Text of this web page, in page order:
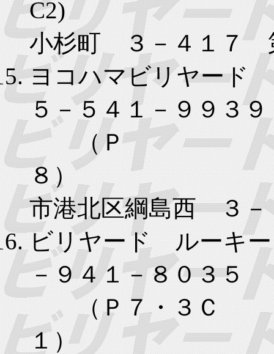
C2) 川
小杉町 ３－４１７
ヨコハマビリヤード
５－５４１－９９３９
（Ｐ
８
市港北区綱島西 ３
ビリヤード ルーキ
－９４１－８０３５
（Ｐ７・３Ｃ
１） 横